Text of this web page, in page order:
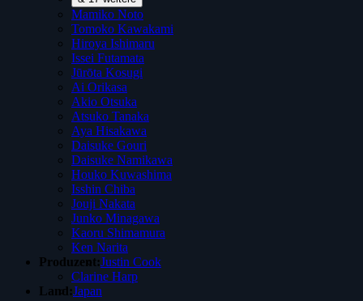
Mamiko Noto
Tomoko Kawakami
Hiroya Ishimaru
Issei Futamata
Jūrōta Kosugi
Ai Orikasa
Akio Otsuka
Atsuko Tanaka
Aya Hisakawa
Daisuke Gouri
Daisuke Namikawa
Houko Kuwashima
Isshin Chiba
Jouji Nakata
Junko Minagawa
Kaoru Shimamura
Ken Narita
Produzent:Justin Cook
Clarine Harp
Land:Japan